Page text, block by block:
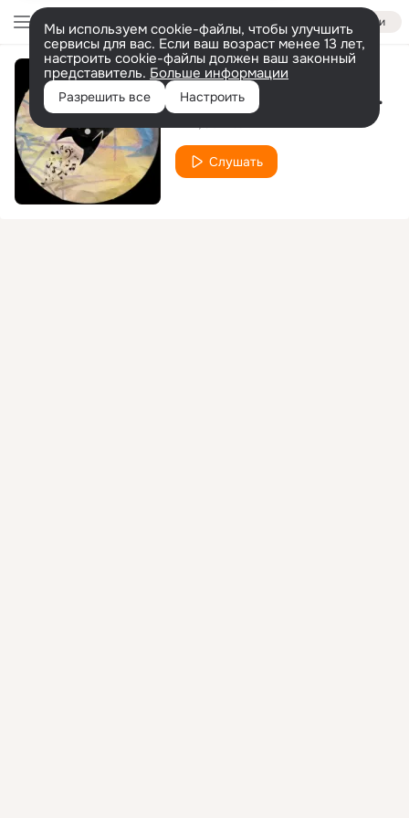
Войти
Мы используем cookie-файлы, чтобы улучшить
сервисы для вас. Если ваш возраст менее 13 лет,
настроить cookie-файлы должен ваш законный
представитель. Больше информации
Разрешить все Настроить Hush Hush (Radio Edit)
Слушать